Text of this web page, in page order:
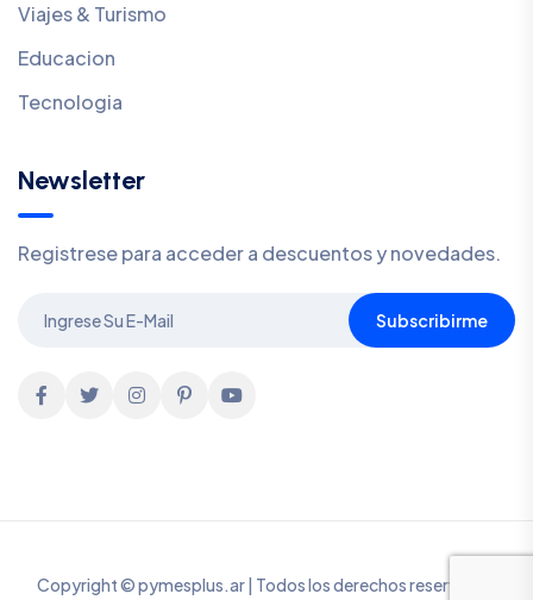
Viajes & Turismo
Educacion
Tecnologia
Newsletter
Registrese para acceder a descuentos y novedades.
Subscribirme
Copyright © pymesplus.ar | Todos los derechos reservados